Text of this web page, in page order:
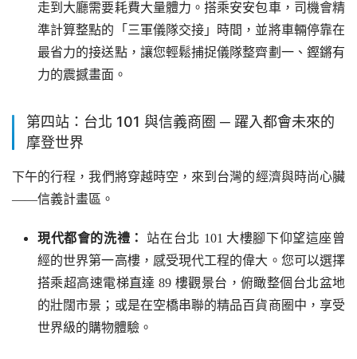
走到大廳需要耗費大量體力。搭乘安安包車，司機會精
準計算整點的「三軍儀隊交接」時間，並將車輛停靠在
最省力的接送點，讓您輕鬆捕捉儀隊整齊劃一、鏗鏘有
力的震撼畫面。
第四站：台北 101 與信義商圈 ─ 躍入都會未來的
摩登世界
下午的行程，我們將穿越時空，來到台灣的經濟與時尚心臟
——信義計畫區。
現代都會的洗禮：
站在台北 101 大樓腳下仰望這座曾
經的世界第一高樓，感受現代工程的偉大。您可以選擇
搭乘超高速電梯直達 89 樓觀景台，俯瞰整個台北盆地
的壯闊市景；或是在空橋串聯的精品百貨商圈中，享受
世界級的購物體驗。